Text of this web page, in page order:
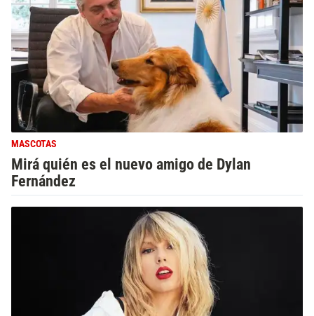
MASCOTAS
Mirá quién es el nuevo amigo de Dylan
Fernández